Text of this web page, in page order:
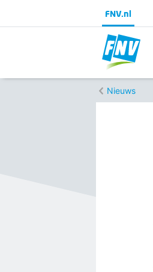
FNV.nl
Nieuws